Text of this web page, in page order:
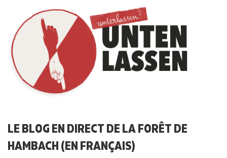
LE BLOG EN DIRECT DE LA FORÊT DE
HAMBACH (EN FRANÇAIS)